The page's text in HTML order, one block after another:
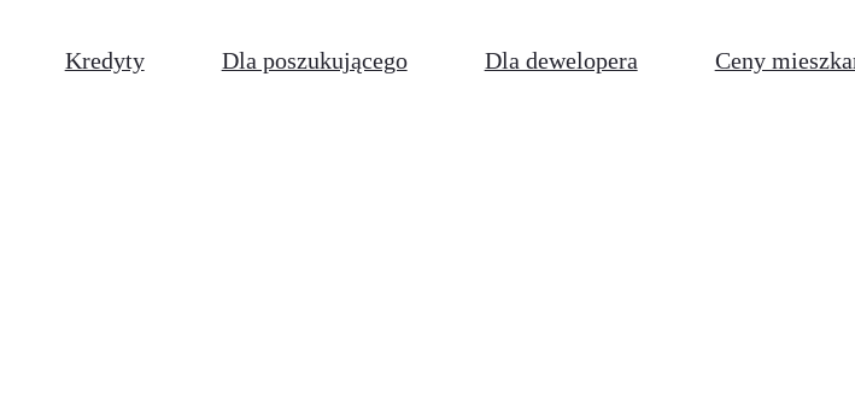
Kredyty Dla poszukującego Dla dewelopera Ceny